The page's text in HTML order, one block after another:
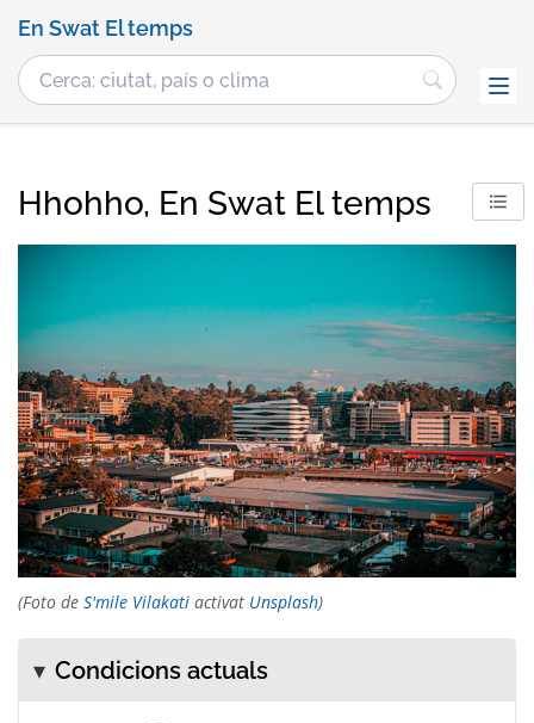
En Swat El temps
Hhohho, En Swat El temps
(Foto de S'mile Vilakati activat Unsplash)
Condicions actuals